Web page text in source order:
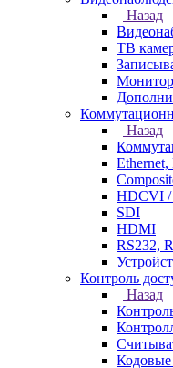
Назад
ТВ
Назад
Ethernet,
HDCVI
SDI
HDMI
RS232,
Контроль
Назад
Кодовые